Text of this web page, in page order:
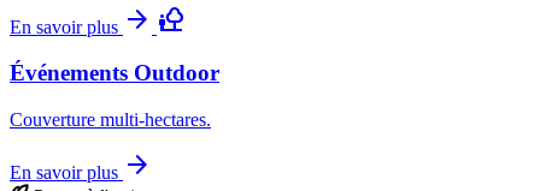
En savoir plus arrow_forward nature_people
Événements Outdoor
Couverture multi-hectares.
En savoir plus arrow_forward